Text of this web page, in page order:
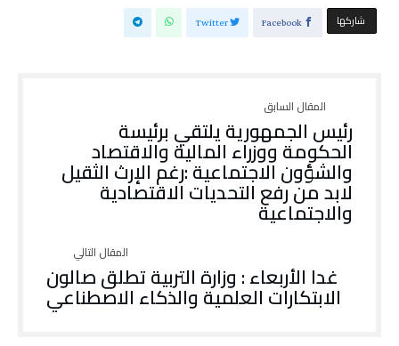
‫‫ شاركها‬ Facebook
Twitter
رئيس الجمهورية يلتقي برئيسة
الحكومة ووزراء المالية والاقتصاد
والشؤون الاجتماعية :رغم الإرث الثقيل
لابد من رفع التحديات الاقتصادية
والاجتماعية
غدا الأربعاء : وزارة التربية تطلق صالون
الابتكارات العلمية والذكاء الاصطناعي